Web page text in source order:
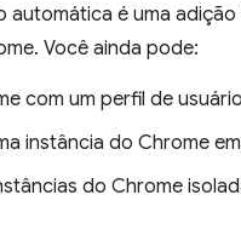
automática é uma
Você ainda pode:
com um perfil de
instância do Chrome
do Chrome